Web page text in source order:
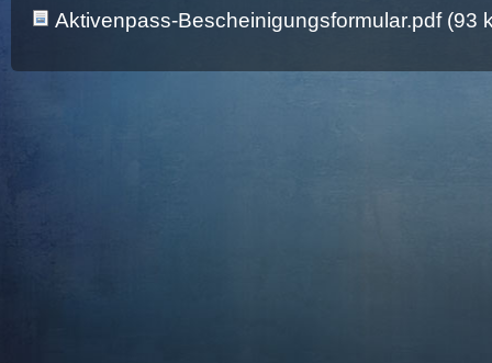
Aktivenpass-Bescheinigungsformular.pdf (93